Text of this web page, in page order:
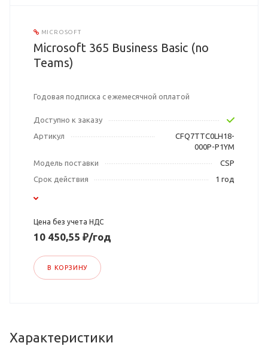
MICROSOFT
Microsoft 365 Business Basic (no
Teams)
Годовая подписка с ежемесячной оплатой
Доступно к заказу
Артикул
CFQ7TTC0LH18-
000P-P1YM
Модель поставки
CSP
Срок действия
1 год
Цена без учета НДС
10 450,55 ₽/год
В КОРЗИНУ
Характеристики